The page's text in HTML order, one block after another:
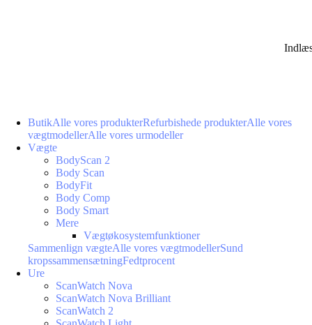
ButikAlle vores produkterRefurbishede produkterAlle vores
vægtmodellerAlle vores urmodeller
Vægte
BodyScan 2
Body Scan
BodyFit
Body Comp
Body Smart
Mere
Vægtøkosystemfunktioner
Sammenlign vægteAlle vores vægtmodellerSund
kropssammensætningFedtprocent
Ure
ScanWatch Nova
ScanWatch Nova Brilliant
ScanWatch 2